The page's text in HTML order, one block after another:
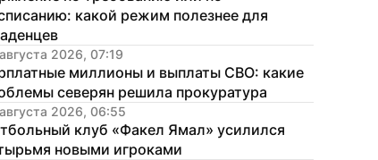
какой режим полезнее для
2026, 07:19
миллионы и выплаты СВО: какие
северян решила прокуратура
2026, 06:55
клуб «Факел Ямал» усилился
новыми игроками